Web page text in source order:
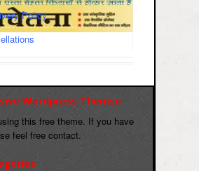
Policy
Wordpress Themse
this free theme. If you have
feel free contact.